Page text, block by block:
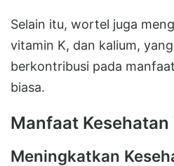
Selain itu, wortel juga
vitamin K, dan kalium,
berkontribusi pada
biasa.
Manfaat
Meningkatkan